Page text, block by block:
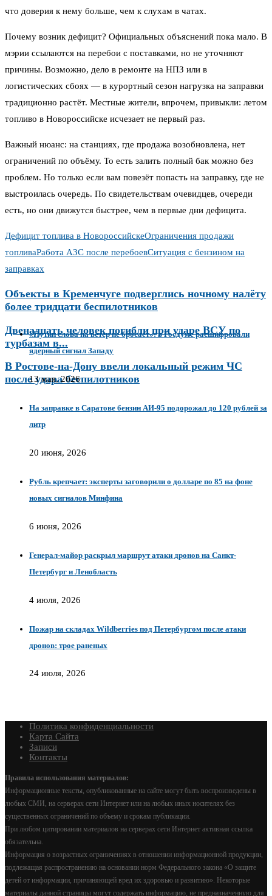
что доверия к нему больше, чем к слухам в чатах.
Почему возник дефицит? Официальных объяснений пока мало. В
мэрии ссылаются на перебои с поставками, но не уточняют
причины. Возможно, дело в ремонте на НПЗ или в
логистических сбоях — в курортный сезон нагрузка на заправки
традиционно растёт. Местные жители, впрочем, привыкли: летом
топливо в Новороссийске исчезает не первый раз.
Важный нюанс: на станциях, где продажа возобновлена, нет
ограничений по объёму. То есть залить полный бак можно без
проблем. Но только если вам повезёт попасть на заправку, где не
выстроилась очередь. По свидетельствам очевидцев, очереди
есть, но они движутся быстрее, чем в первые дни дефицита.
Дефицит топлива в НовороссийскеОграничения продажи
топливаРабота АЗС после перебоевСитуация с бензином на
заправках
Объекты в Кременчуге подверглись ночному налёту
более тридцати беспилотников
Двенадцать человек погибли при ударе ВСУ по
турбазам в...
В Ростове-на-Дону ввели локальный режим ЧС
после удара беспилотников
«Путин слова на ветер не бросает»: в Госдуме расшифровали
ядерный сигнал Западу
13 мая, 2026
На заправке в Саратове бензин АИ-95 подорожал до 120 рублей за
литр
20 июня, 2026
Рубль крепчает: эксперты заговорили о долларе по 85 на фоне
новых сигналов Минфина
6 июня, 2026
Генерал-майор раскрыл маршрут атаки дронов на Санкт-
Петербург и Ленобласть
4 июля, 2026
Пожар на складах Wildberries под Петербургом после атаки
дронов: трое раненых
24 июля, 2026
Политика конфиденциальности
Карта Сайта
Записи
Контакты
Правила использования материалов:
Информационные тексты, опубликованные на сайте могут быть воспроизведены в
любых СМИ, на серверах сети Интернет или на любых иных носителях без
существенных ограничений по объему и срокам публикации.
При любом цитировании материалов на серверах сети Интернет активная ссылка
обязательна.
Информация о возрастных ограничениях в отношении информационной продукции,
подлежащая распространению на основании норм Федерального закона «О защите
детей от информации, причиняющей вред их здоровью и развитию». Некоторые
материалы данной страницы могут содержать информацию, не предназначенную для